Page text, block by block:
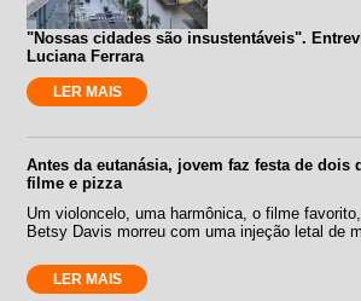
"Nossas cidades são insustentáveis".
Luciana Ferrara
LER MAIS
Antes da eutanásia, jovem faz festa de dois
filme e pizza
Um violoncelo, uma harmônica, o filme
Betsy Davis morreu com uma injeção letal de
LER MAIS